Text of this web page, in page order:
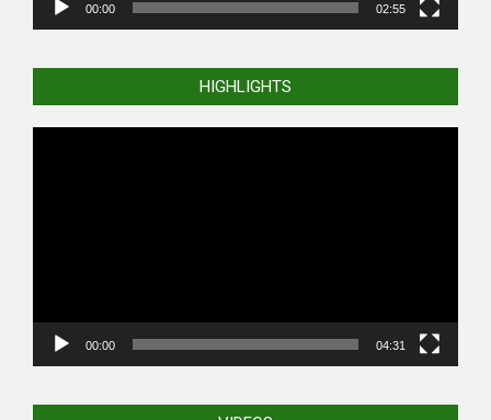
00:00 02:55
HIGHLIGHTS
00:00 04:31